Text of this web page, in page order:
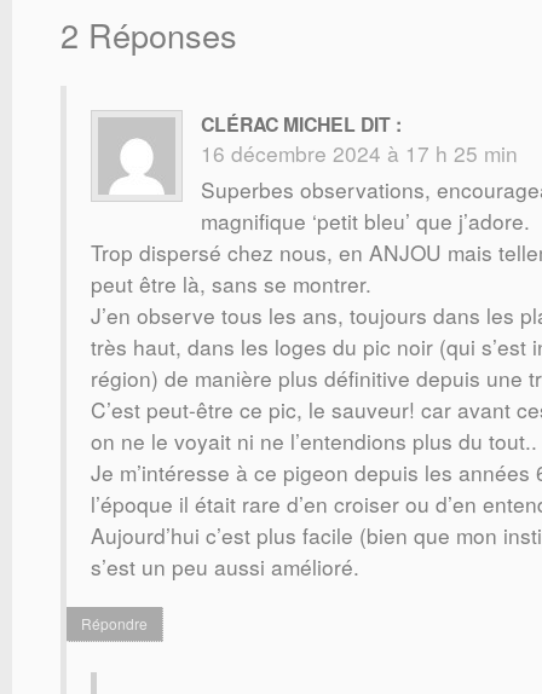
2 Réponses
CLÉRAC MICHEL DIT :
16 décembre 2024 à 17 h 25 min
Superbes observations,
magnifique ‘petit bleu’ que j’adore.
Trop dispersé chez nous, en ANJOU mais
peut être là, sans se montrer.
J’en observe tous les ans, toujours dans les
très haut, dans les loges du pic noir (qui s’est
région) de manière plus définitive depuis une
C’est peut-être ce pic, le sauveur! car avant
on ne le voyait ni ne l’entendions plus du tout..
Je m’intéresse à ce pigeon depuis les années
l’époque il était rare d’en croiser ou d’en
Aujourd’hui c’est plus facile (bien que mon
s’est un peu aussi amélioré.
Répondre